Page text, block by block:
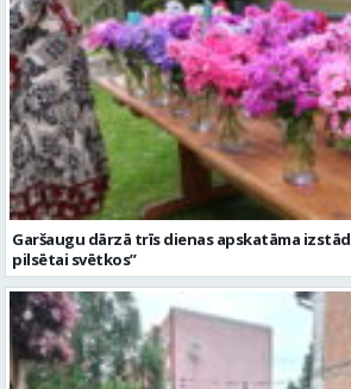
Garšaugu dārzā trīs dienas apskatāma
pilsētai svētkos”